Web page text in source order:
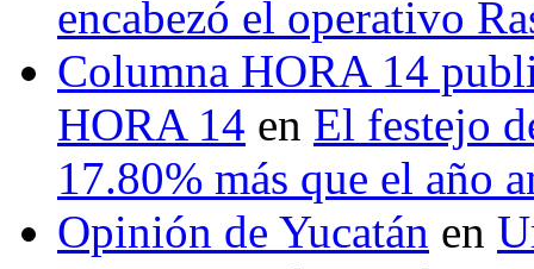
encabezó el operativo
Columna HORA 14
HORA 14 en El festejo
17.80% más que el año
Opinión de Yucatán en